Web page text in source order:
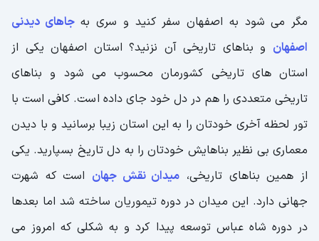
مگر می شود به اصفهان سفر کنید و سری بهجاهای دیدنی
اصفهان و بناهای تاریخی آن نزنید؟ استان اصفهان یکی از
استان های تاریخی کشورمان محسوب می شود و بناهای
تاریخی متعددی را هم در دل خود جای داده است. کافی است با
تور لحظه آخری خودتان را به این استان زیبا برسانید و با دیدن
معماری بی نظیر بناهایش خودتان را به دل تاریخ بسپارید. یکی
از همین بناهای تاریخی، میدان نقش جهان است که شهرت
جهانی دارد. این میدان در دوره تیموریان ساخته شد اما بعدها
در دوره شاه عباس توسعه پیدا کرد و به شکلی که امروز می